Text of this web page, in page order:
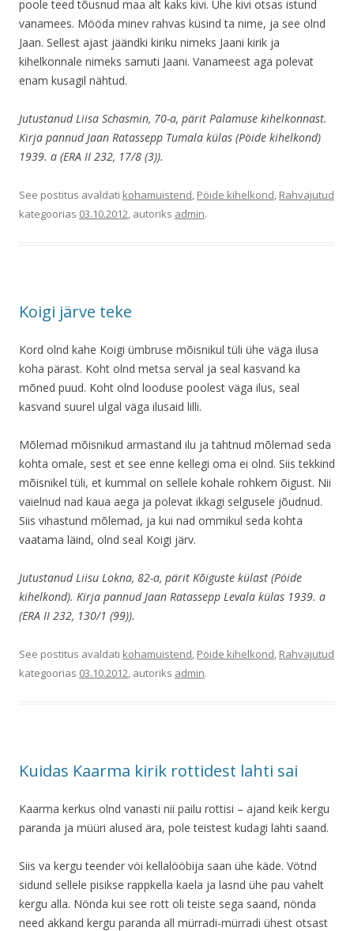
poole teed tõusnud maa alt kaks kivi. Ühe kivi otsas istund
vanamees. Mööda minev rahvas küsind ta nime, ja see olnd
Jaan. Sellest ajast jäändki kiriku nimeks Jaani kirik ja
kihelkonnale nimeks samuti Jaani. Vanameest aga polevat
enam kusagil nähtud.
Jutustanud Liisa Schasmin, 70-a, pärit Palamuse kihelkonnast.
Kirja pannud Jaan Ratassepp Tumala külas (Pöide kihelkond)
1939. a (ERA II 232, 17/8 (3)).
See postitus avaldati kohamuistend, Pöide kihelkond, Rahvajutud
kategoorias 03.10.2012, autoriks admin.
Koigi järve teke
Kord olnd kahe Koigi ümbruse mõisnikul tüli ühe väga ilusa
koha pärast. Koht olnd metsa serval ja seal kasvand ka
mõned puud. Koht olnd looduse poolest väga ilus, seal
kasvand suurel ulgal väga ilusaid lilli.
Mõlemad mõisnikud armastand ilu ja tahtnud mõlemad seda
kohta omale, sest et see enne kellegi oma ei olnd. Siis tekkind
mõisnikel tüli, et kummal on sellele kohale rohkem õigust. Nii
vaielnud nad kaua aega ja polevat ikkagi selgusele jõudnud.
Siis vihastund mõlemad, ja kui nad ommikul seda kohta
vaatama läind, olnd seal Koigi järv.
Jutustanud Liisu Lokna, 82-a, pärit Kõiguste külast (Pöide
kihelkond). Kirja pannud Jaan Ratassepp Levala külas 1939. a
(ERA II 232, 130/1 (99)).
See postitus avaldati kohamuistend, Pöide kihelkond, Rahvajutud
kategoorias 03.10.2012, autoriks admin.
Kuidas Kaarma kirik rottidest lahti sai
Kaarma kerkus olnd vanasti nii pailu rottisi – ajand keik kergu
paranda ja müüri alused ära, pole teistest kudagi lahti saand.
Siis va kergu teender vöi kellalööbija saan ühe käde. Vötnd
sidund sellele pisikse rappkella kaela ja lasnd ühe pau vahelt
kergu alla. Nönda kui see rott oli teiste sega saand, nönda
need akkand kergu paranda all mürradi-mürradi ühest otsast